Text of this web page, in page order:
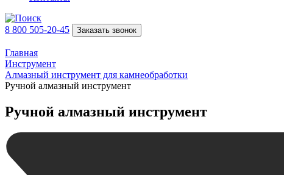
8 800 505-20-45 Заказать звонок
Главная
Инструмент
Алмазный инструмент для камнеобработки
Ручной алмазный инструмент
Ручной алмазный инструмент